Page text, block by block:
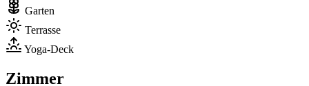
Garten
Terrasse
Yoga-Deck
Zimmer